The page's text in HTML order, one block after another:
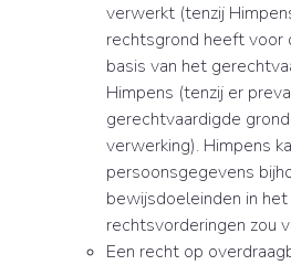
verwerkt (tenzij
rechtsgrond heeft voor
basis van het
Himpens (tenzij er
gerechtvaardigde
verwerking). Himpens
persoonsgegevens
bewijsdoeleinden in het
rechtsvorderingen zou
Een recht op